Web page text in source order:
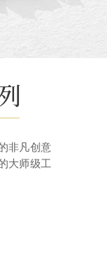
非凡创意
大师级工